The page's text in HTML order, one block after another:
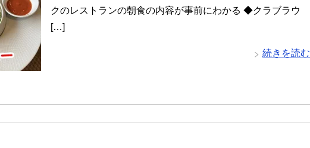
クのレストランの朝食の内容が事前にわかる ◆クラブラウ
[…]
続きを読む